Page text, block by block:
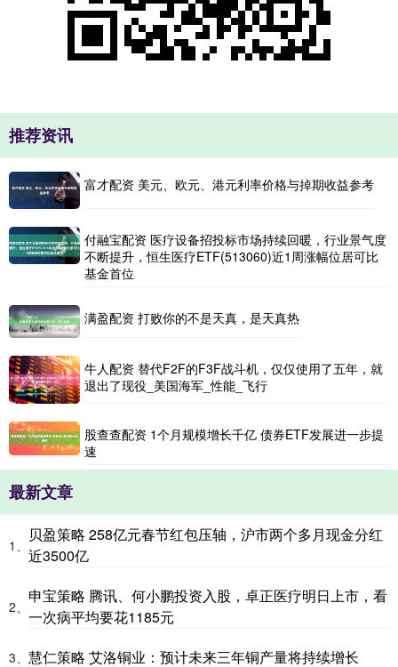
推荐资讯
富才配资 美元、欧元、港元利率价格与掉期收益参考
付融宝配资 医疗设备招投标市场持续回暖，行业景气度
不断提升，恒生医疗ETF(513060)近1周涨幅位居可比
基金首位
满盈配资 打败你的不是天真，是天真热
牛人配资 替代F2F的F3F战斗机，仅仅使用了五年，就
退出了现役_美国海军_性能_飞行
股查查配资 1个月规模增长千亿 债券ETF发展进一步提
速
最新文章
1、
贝盈策略 258亿元春节红包压轴，沪市两个多月现金分红
近3500亿
2、
申宝策略 腾讯、何小鹏投资入股，卓正医疗明日上市，看
一次病平均要花1185元
3、 慧仁策略 艾洛铜业：预计未来三年铜产量将持续增长